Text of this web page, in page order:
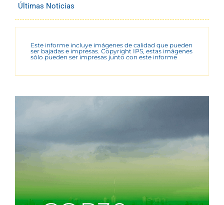
Últimas Noticias
Este informe incluye imágenes de calidad que pueden
ser bajadas e impresas. Copyright IPS, estas imágenes
sólo pueden ser impresas junto con este informe